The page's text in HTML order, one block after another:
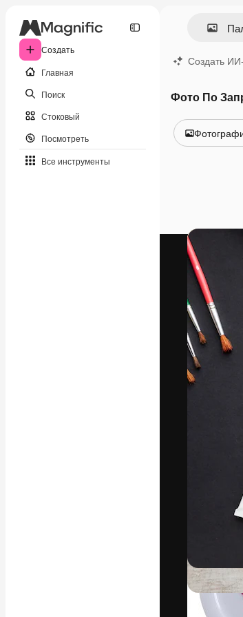
Создать
Главная
Поиск
Стоковый
Посмотреть
Все инструменты
Создать
Фото По
Видео
Видеоролик
Моушн-дизайн
Видеошаблоны
Иконки
3D-модели
Шрифты